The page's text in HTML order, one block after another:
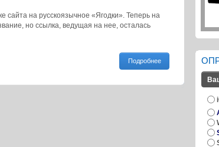
сайта на русскоязычное «Ягодки». Теперь на
но ссылка, ведущая на нее, осталась
Подробнее